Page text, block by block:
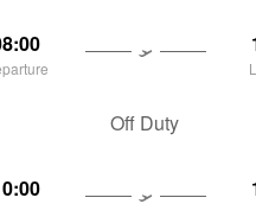
Off Duty